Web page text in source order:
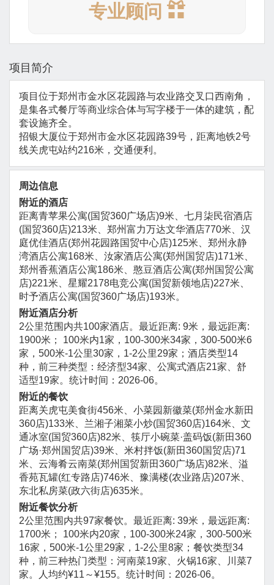
专业顾问
项目简介
项目位于郑州市金水区花园路与农业路交叉口西南角，
是集各式餐厅等商业综合体与写字楼于一体的建筑，配
套设施齐全。
招银大厦位于郑州市金水区花园路39号，距离地铁2号
线关虎屯站约216米，交通便利。
周边信息
附近的酒店
距离青苹果公寓(国贸360广场店)9米、七月柒民宿酒店
(国贸360店)213米、郑州富力万达文华酒店770米、汉
庭优佳酒店(郑州花园路国贸中心店)125米、郑州永静
湾酒店公寓168米、汝家酒店公寓(郑州国贸店)171米、
郑州香蕉酒店公寓186米、憨豆酒店公寓(郑州国贸公寓
店)221米、星耀2178电竞公寓(国贸新领地店)227米、
时予酒店公寓(国贸360广场店)193米。
附近酒店分析
2公里范围内共100家酒店。最近距离: 9米，最远距离:
1900米； 100米内1家，100-300米34家，300-500米6
家，500米-1公里30家，1-2公里29家；酒店类型14
种，前三种类型：经济型34家、公寓式酒店21家、舒
适型19家。统计时间：2026-06。
附近的餐饮
距离关虎屯美食街456米、小菜园新徽菜(郑州金水新田
360店)133米、兰湘子湘菜小炒(国贸360店)164米、文
通冰室(国贸360店)82米、筷厅小碗菜·盖码饭(新田360
广场·郑州国贸店)39米、米村拌饭(新田360国贸店)71
米、云海肴云南菜(郑州国贸新田360广场店)82米、溢
香苑瓦罐(红专路店)746米、豫满楼(农业路店)207米、
东北私房菜(政六街店)635米。
附近餐饮分析
2公里范围内共97家餐饮。最近距离: 39米，最远距离:
1700米； 100米内20家，100-300米24家，300-500米
16家，500米-1公里29家，1-2公里8家；餐饮类型34
种，前三种热门类型：河南菜19家、火锅16家、川菜7
家。人均约¥11～¥155。统计时间：2026-06。